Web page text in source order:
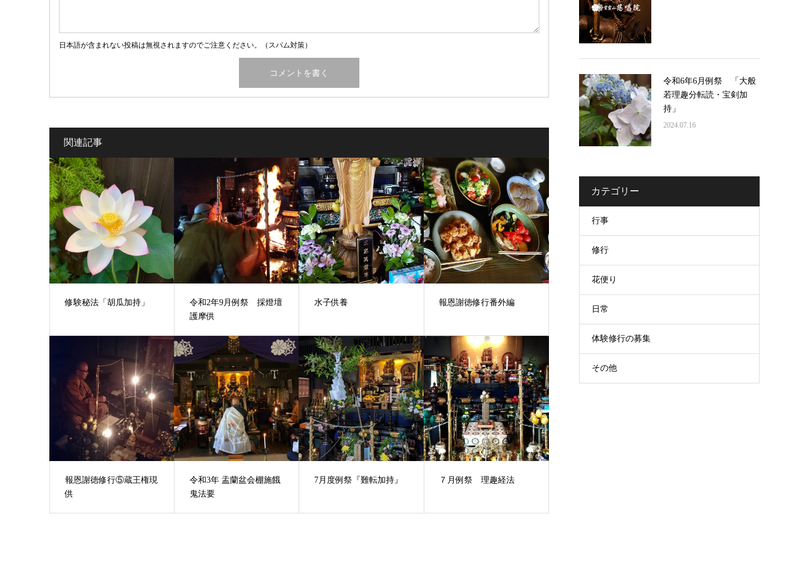
日本語が含まれない投稿は無視されますのでご注意ください。（スパム対策）
関連記事
修験秘法「胡瓜加持」
令和2年9月例祭 採燈壇
護摩供
水子供養 報恩謝徳修行番外編
報恩謝徳修行⑤蔵王権現
供
令和3年 盂蘭盆会棚施餓
鬼法要
7月度例祭『難転加持』 ７月例祭 理趣経法
令和6年6月例祭 「大般
若理趣分転読・宝剣加
持」
2024.07.16
カテゴリー
行事
修行
花便り
日常
体験修行の募集
その他